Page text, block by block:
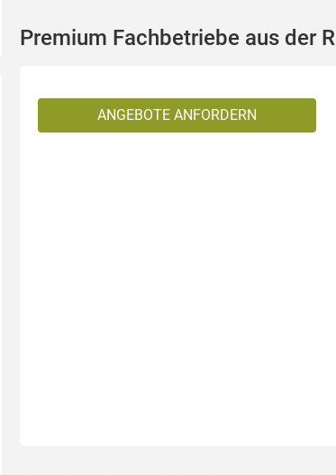
Premium Fachbetriebe aus der
ANGEBOTE ANFORDERN